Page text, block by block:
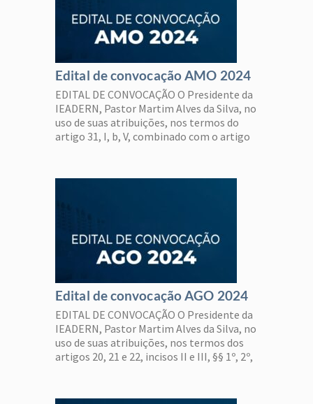
Edital de convocação AMO 2024
EDITAL DE CONVOCAÇÃO O Presidente da
IEADERN, Pastor Martim Alves da Silva, no
uso de suas atribuições, nos termos do
artigo 31, I, b, V, combinado com o artigo
Evangelistas da IEADERN, em comunhão,
Edital de convocação AGO 2024
EDITAL DE CONVOCAÇÃO O Presidente da
IEADERN, Pastor Martim Alves da Silva, no
uso de suas atribuições, nos termos dos
artigos 20, 21 e 22, incisos II e III, §§ 1º, 2º,
para a Assembleia Geral Ordinária – AGO, a